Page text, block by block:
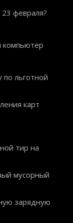
февраля?
компьютер
по льготной
карт
тир на
мусорный
зарядную